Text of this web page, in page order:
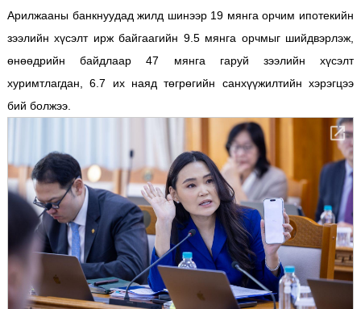
Арилжааны банкнуудад жилд шинээр 19 мянга орчим ипотекийн
зээлийн хүсэлт ирж байгаагийн 9.5 мянга орчмыг шийдвэрлэж,
өнөөдрийн байдлаар 47 мянга гаруй зээлийн хүсэлт
хуримтлагдан, 6.7 их наяд төгрөгийн санхүүжилтийн хэрэгцээ
бий болжээ.